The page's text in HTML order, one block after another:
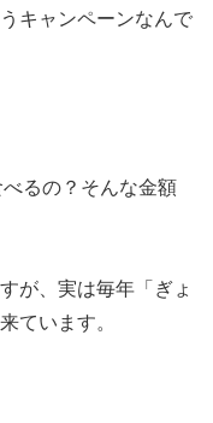
キャンペーンなんで
べるの？そんな金額
が、実は毎年「ぎょ
ています。